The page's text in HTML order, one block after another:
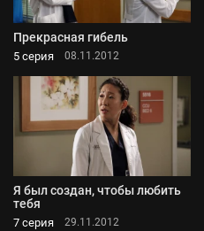
Прекрасная гибель
5 серия 08.11.2012
Я был создан, чтобы любить
тебя
7 серия 29.11.2012